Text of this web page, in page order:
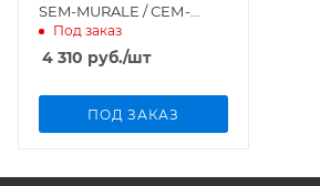
SEM-MURALE / СЕМ-
МЮРАЛЬ 10кг
Под заказ
4 310 руб./шт
ПОД ЗАКАЗ